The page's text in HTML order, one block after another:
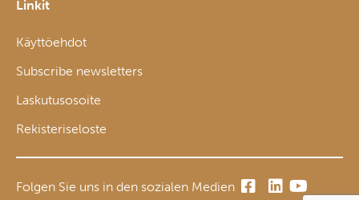
Linkit
Käyttöehdot
Subscribe newsletters
Laskutusosoite
Rekisteriseloste
Folgen Sie uns in den sozialen Medien